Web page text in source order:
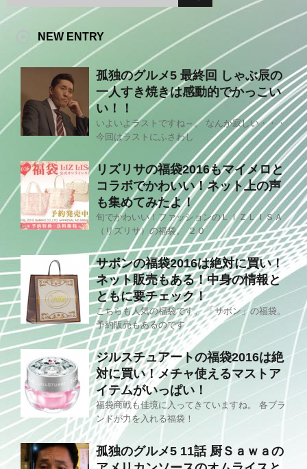
NEW ENTRY
孤独のグルメ5 最終回 しゃぶ辰の
一人すき焼きは感動的でかっこい
い！！
いよいよラストですね～。 なんか寂しい・・・
今回はラストにふさわし
リズリサの福袋2016もマイメロと
コラボでかわいい！ネット上の声
も集めてみたよ！
旬でかわいい！ファッションのＬＩＺＬＩＳＡ
（リズリサ）の福袋。 ２０
サボンの福袋2016は絶対に買い！
ネット販売もある！中身の情報と
ともに要チェック！
こちらも人気の福袋です。 「サボン」の福袋。
予約販売もあるのです
ジルスチュアートの福袋2016は絶
対に買い！メチャ使えるマストア
イテムがいっぱい！
福袋商戦も佳境に入ってきていますね。 各ブラ
ンドが力を入れる福袋！
孤独のグルメ5 11話 厨Ｓａｗａの